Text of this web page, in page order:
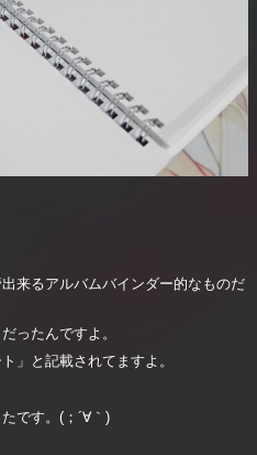
来るアルバムバインダー的なものだ
ったんですよ。
」と記載されてますよ。
です。(；´∀｀)